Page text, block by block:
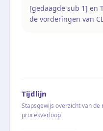
[gedaagde sub 1] en
de vorderingen van
Tijdlijn
Stapsgewijs overzicht van
procesverloop